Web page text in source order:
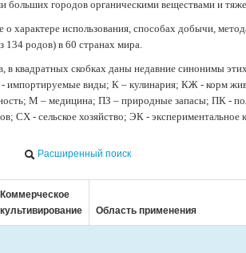
больших городов органическими веществами и
характере использования, способах добычи,
134 родов) в 60 странах мира.
в квадратных скобках даны недавние синонимы
импортируемые виды; К – кулинария; КЖ - корм
М – медицина; ПЗ – природные запасы; ПК -
СХ - сельское хозяйство; ЭК - экспериментальное
Расширенный поиск
Коммерческое
культивирование
Область применения